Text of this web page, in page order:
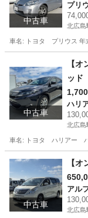
中古車
プリ
北広島
車名: トヨタ プリウス 年
北広島市
中古車
【
ッ
ハリ
北広島
車名: トヨタ ハリアー
北海道 北広島市
中古車
【
アル
北広島